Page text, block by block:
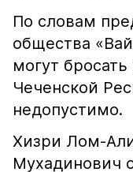
По словам
общества
могут
Чеченской
недопустимо.
Хизри Лом-
Мухадинович